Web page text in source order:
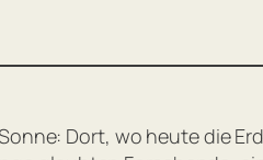
Dort, wo heute die